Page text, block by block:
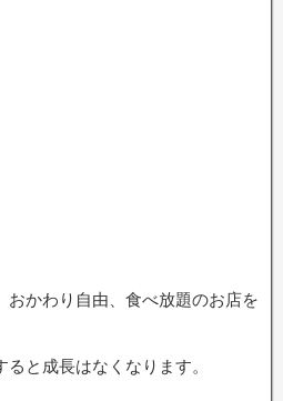
おかわり自由、食べ放題のお店を
と成長はなくなります。